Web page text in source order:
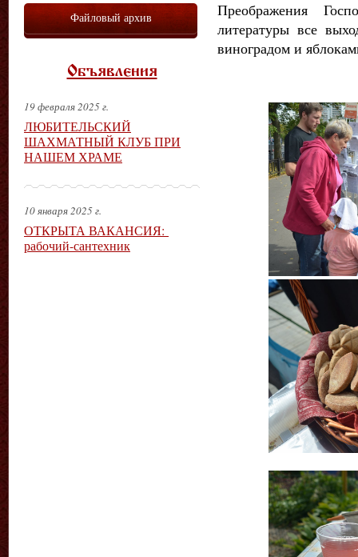
Преображения
литературы все
виноградом и
Файловый архив
Объявления
19 февраля 2025 г.
ЛЮБИТЕЛЬСКИЙ
ШАХМАТНЫЙ КЛУБ ПРИ
НАШЕМ ХРАМЕ
10 января 2025 г.
ОТКРЫТА ВАКАНСИЯ:
рабочий-сантехник